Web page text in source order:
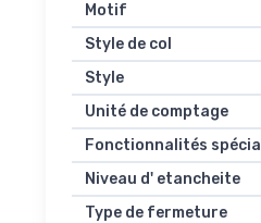
Motif
Style de col
Style
Unité de comptage
Fonctionnalités
Niveau d' etancheite
Type de fermeture